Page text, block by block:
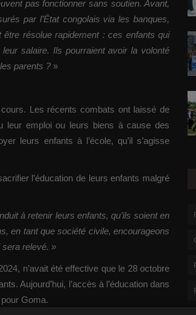
pas fonctionner sans soutien. Avant,
par l’État congolais via les banques,
être résolue rapidement : ces enfants qui
salaire. Ils pourraient avoir la volonté
parents ? »
Les récents combats ont laissé de
leur emploi ou leurs biens à cause des
leurs enfants à l’école, qu’il s’agisse
l’éducation de leurs enfants malgré
à retenir leurs enfants, qu’ils soient en
en tant que société civile, encourageons
sera relevé. »
n’avait été effective que le 28 octobre
Aujourd’hui, l’accès à l’éducation dans
Goma.